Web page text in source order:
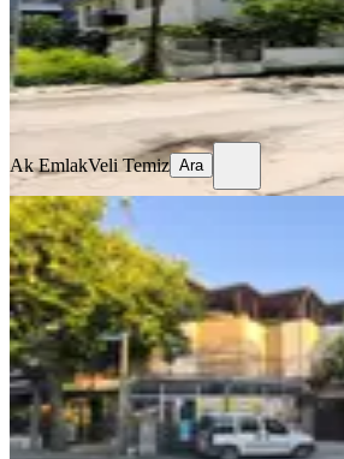
8.700.000 ₺
Ak EmlakVeli Temiz
Ak EmlakVeli Temiz Ara
BAHÇELİ
Dulkadiroğlu, Yahya
8+4·314 m²·
9.000.000 ₺
Çetintaş GayrimenkulMaşide Çetintaş